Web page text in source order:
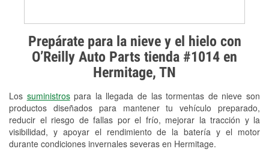
Prepárate para la nieve y el hielo con
O’Reilly Auto Parts tienda #1014 en
Hermitage, TN
Los suministrospara la llegada de las tormentas de nieve son
productos diseñados para mantener tu vehículo preparado,
reducir el riesgo de fallas por el frío, mejorar la tracción y la
visibilidad, y apoyar el rendimiento de la batería y el motor
durante condiciones invernales severas en Hermitage.
Prueba de alternadores y
arrancadores
Revisión de la luz "Check Engine"
Reciclaje de baterías y aceite
Instalación de bombillas de faros
Instalación de limpiaparabrisas